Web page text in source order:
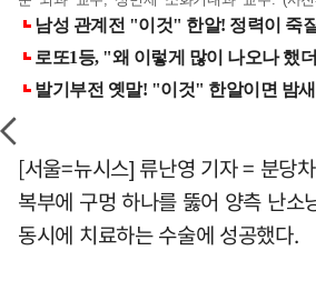
[서울=뉴시스] 류난영 기자 = 분당
복부에 구멍 하나를 뚫어 양측 난소
동시에 치료하는 수술에 성공했다.